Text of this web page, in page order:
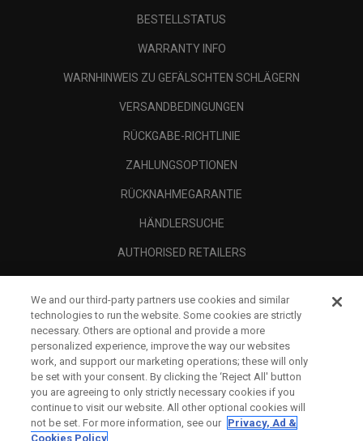
BESTELLSTATUS
WARRANTY INFO
WARNHINWEIS ZU GEFÄLSCHTEN SCHLÄGERN
VERSANDBEDINGUNGEN
RÜCKGABE-RICHTLINIE
ZAHLUNGSOPTIONEN
RÜCKNAHMEGARANTIE
HÄNDLERSUCHE
AUTHORISED RETAILERS
UNTERNEHMENSPROFIL
RECHTLICHES-
We and our third-party partners use cookies and similar
technologies to run the website. Some cookies are strictly
necessary. Others are optional and provide a more
personalized experience, improve the way our websites
work, and support our marketing operations; these will only
be set with your consent. By clicking the ‘Reject All' button
you are agreeing to only strictly necessary cookies if you
continue to visit our website. All other optional cookies will
not be set. For more information, see our Privacy, Ad &
Cookies Policy